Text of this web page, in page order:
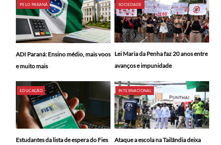
PELO PARANÁ
ADI Paraná: Ensino médio, mais voos
e muito mais
SOCIEDADE
Lei Maria da Penha faz 20 anos entre
avanços e impunidade
EDUCAÇÃO
Estudantes da lista de espera do Fies
INTERNACIONAL
Ataque a escola na Tailândia deixa